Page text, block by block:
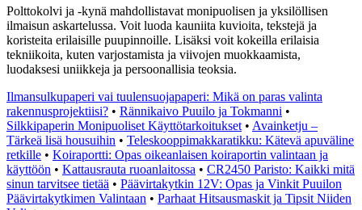
Polttokolvi ja -kynä mahdollistavat monipuolisen ja yksilöllisen
ilmaisun askartelussa. Voit luoda kauniita kuvioita, tekstejä ja
koristeita erilaisille puupinnoille. Lisäksi voit kokeilla erilaisia
tekniikoita, kuten varjostamista ja viivojen muokkaamista,
luodaksesi uniikkeja ja persoonallisia teoksia.
Ilmansulkupaperi vai tuulensuojapaperi: Mikä on paras valinta
rakennusprojektiisi? • Rännikaivo Puuilo ja Tokmanni •
Silkkipaperin Monipuoliset Käyttötarkoitukset• Avainketju –
Tärkeä lisä housuihin • Teleskooppimakkaratikku: Kätevä apuväline
retkille • Koiraportti: Opas oikeanlaisen koiraportin valintaan ja
käyttöön • Kattausrauta ruoanlaitossa • CR2450 Paristo: Kaikki mitä
sinun tarvitsee tietää • Päävirtakytkin 12V: Opas ja Vinkit Puuilon
Päävirtakytkimen Valintaan • Parhaat Hitsausmaskit ja Tipsit Niiden